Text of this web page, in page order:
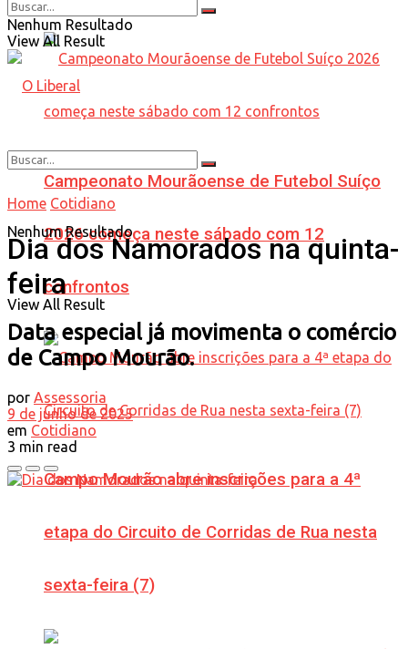
Campeonato Mourãoense de Futebol Suíço
2026 começa neste sábado com 12
confrontos
Campo Mourão abre inscrições para a 4ª
etapa do Circuito de Corridas de Rua nesta
sexta-feira (7)
Nenhum Resultado
View All Result
Nenhum Resultado
View All Result
Home Cotidiano
Dia dos Namorados na quinta-
feira
Data especial já movimenta o comércio
de Campo Mourão.
por Assessoria
9 de junho de 2025
em Cotidiano
3 min read